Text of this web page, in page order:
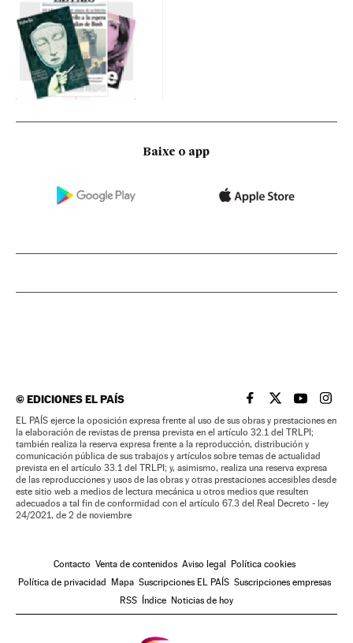
Baixe o app
©EDICIONES EL PAÍS EL PAÍS BRASIL EN
EL PAÍSEL PAÍS
EL
EL PAÍS ejerce la oposición expresa frente al uso de sus obras y prestaciones en
la elaboración de revistas de prensa prevista en el artículo 32.1 del TRLPI;
también realiza la reserva expresa frente a la reproducción, distribución y
comunicación pública de sus trabajos y artículos sobre temas de actualidad
prevista en el artículo 33.1 del TRLPI; y, asimismo, realiza una reserva expresa
de las reproducciones y usos de las obras y otras prestaciones accesibles desde
este sitio web a medios de lectura mecánica u otros medios que resulten
adecuados a tal fin de conformidad con el artículo 67.3 del Real Decreto - ley
24/2021, de 2 de noviembre
Contacto Venta de contenidos Aviso legal
Política cookies
Política de privacidad
Mapa Suscripciones EL PAÍS Suscripciones empresas
RSS
Índice Noticias de hoy